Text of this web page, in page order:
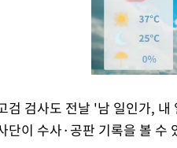
검 검사도 전날 '남 일인가,
단이 수사·공판 기록을 볼 수